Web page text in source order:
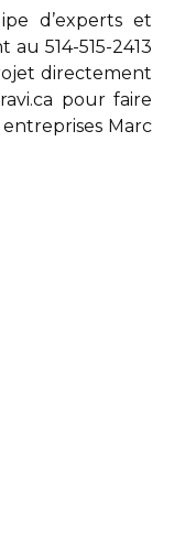
d’experts et
514-515-2413
directement
pour faire
Marc